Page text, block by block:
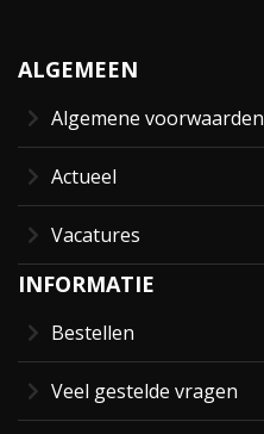
ALGEMEEN
Algemene voorwaarden
Actueel
Vacatures
INFORMATIE
Bestellen
Veel gestelde vragen